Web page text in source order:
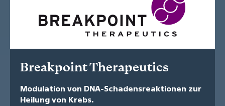
Breakpoint Therapeutics
Modulation von DNA-Schadensreaktionen zur
Heilung von Krebs.